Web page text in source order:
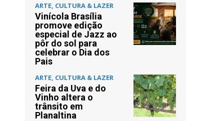
ARTE, CULTURA & LAZER
Vinícola Brasília
promove edição
especial de Jazz ao
pôr do sol para
celebrar o Dia dos
Pais
ARTE, CULTURA & LAZER
Feira da Uva e do
Vinho altera o
trânsito em
Planaltina